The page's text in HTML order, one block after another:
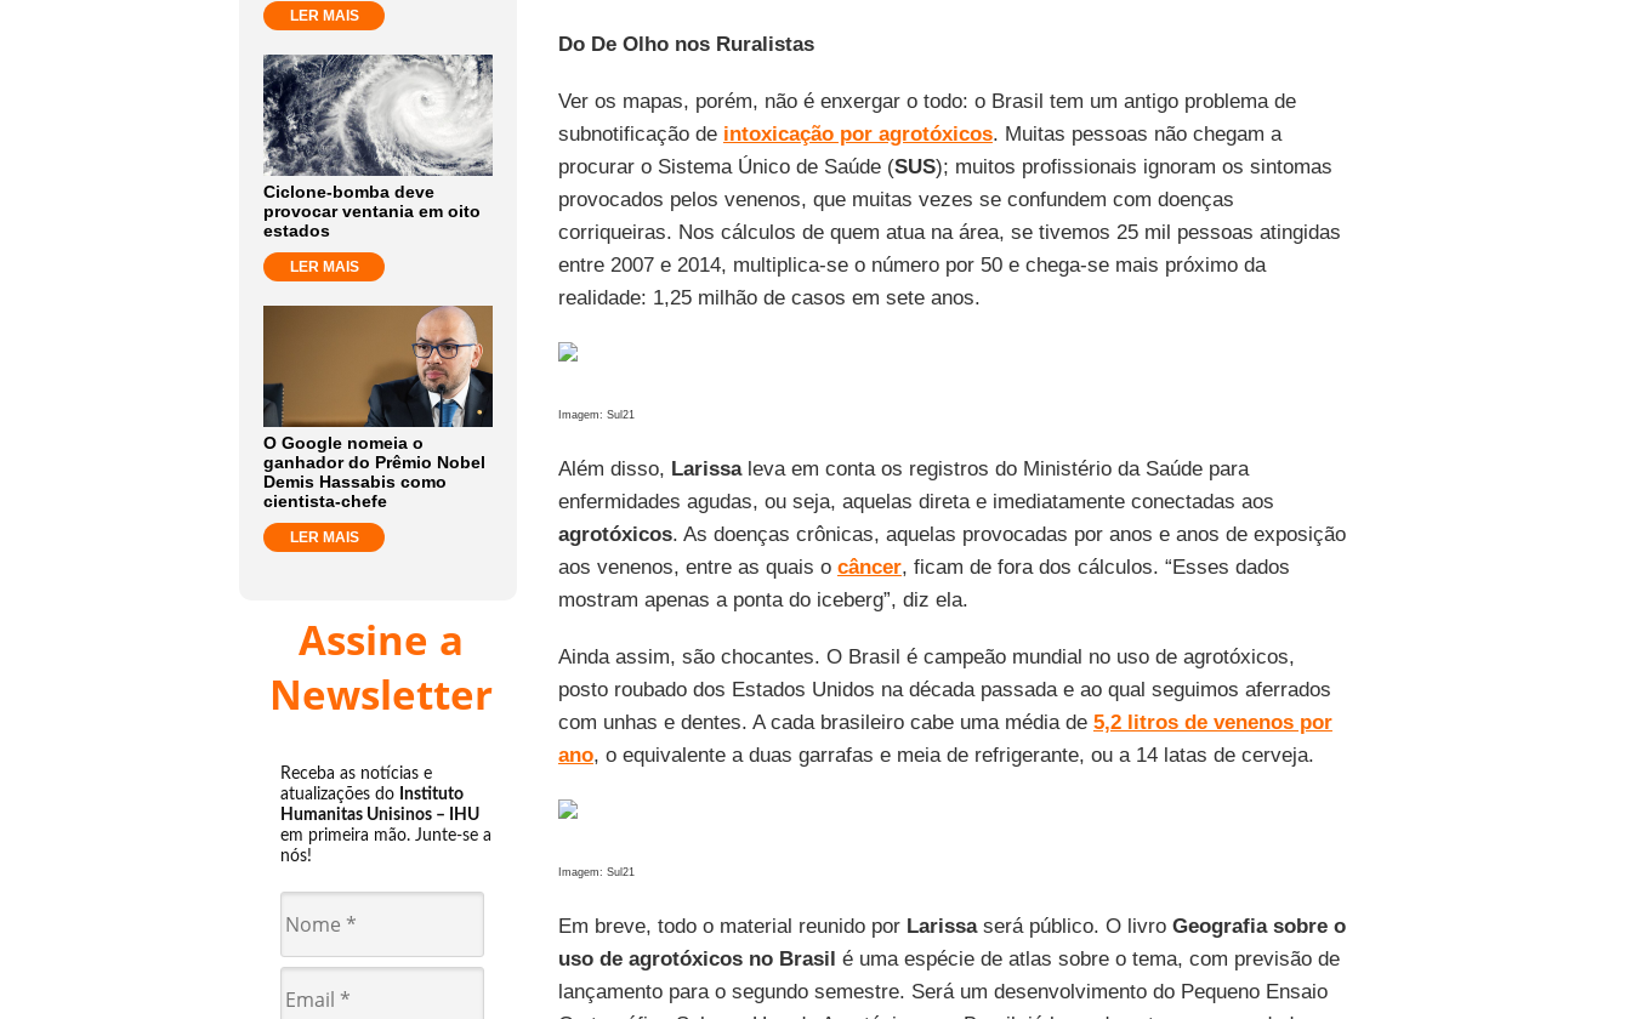
LER MAIS
Ciclone-bomba deve
provocar ventania em oito
estados
LER MAIS
O Google nomeia o
ganhador do Prêmio Nobel
Demis Hassabis como
cientista-chefe
LER MAIS
Assine a
Newsletter
Receba as notícias e
atualizações do Instituto
Humanitas Unisinos – IHU
em primeira mão. Junte-se a
nós!
Do De Olho nos Ruralistas
Ver os mapas, porém, não é enxergar o todo: o Brasil tem um antigo problema de
subnotificação de intoxicação por agrotóxicos. Muitas pessoas não chegam a
procurar o Sistema Único de Saúde (SUS); muitos profissionais ignoram os sintomas
provocados pelos venenos, que muitas vezes se confundem com doenças
corriqueiras. Nos cálculos de quem atua na área, se tivemos 25 mil pessoas atingidas
entre 2007 e 2014, multiplica-se o número por 50 e chega-se mais próximo da
realidade: 1,25 milhão de casos em sete anos.
Imagem: Sul21
Além disso, Larissaleva em conta os registros do Ministério da Saúde para
enfermidades agudas, ou seja, aquelas direta e imediatamente conectadas aos
agrotóxicos. As doenças crônicas, aquelas provocadas por anos e anos de exposição
aos venenos, entre as quais o câncer, ficam de fora dos cálculos. “Esses dados
mostram apenas a ponta do iceberg”, diz ela.
Ainda assim, são chocantes. O Brasil é campeão mundial no uso de agrotóxicos,
posto roubado dos Estados Unidos na década passada e ao qual seguimos aferrados
com unhas e dentes. A cada brasileiro cabe uma média de 5,2 litros de venenos por
ano, o equivalente a duas garrafas e meia de refrigerante, ou a 14 latas de cerveja.
Imagem: Sul21
Em breve, todo o material reunido por Larissaserá público. O livro Geografia sobre o
uso de agrotóxicos no Brasil é uma espécie de atlas sobre o tema, com previsão de
lançamento para o segundo semestre. Será um desenvolvimento do Pequeno Ensaio